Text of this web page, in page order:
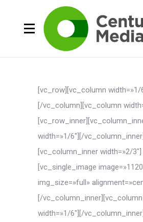
[vc_row][vc_column width=»1/
[/vc_column][vc_column
width=»1/6″][/vc_column_inner]
[vc_column_inner width=»2/3″]
[vc_single_image
img_size=»full»
[/
width=»1/6″][/vc_column_inner]